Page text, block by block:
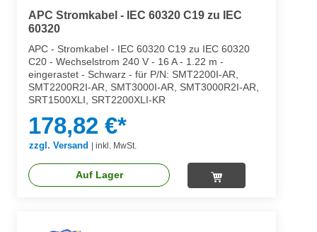
APC Stromkabel - IEC 60320 C19 zu IEC
60320
APC - Stromkabel - IEC 60320 C19 zu IEC 60320
C20 - Wechselstrom 240 V - 16 A - 1.22 m -
eingerastet - Schwarz - für P/N: SMT2200I-AR,
SMT2200R2I-AR, SMT3000I-AR, SMT3000R2I-AR,
SRT1500XLI, SRT2200XLI-KR
178,82 €*
zzgl. Versand inkl. MwSt.
Auf Lager